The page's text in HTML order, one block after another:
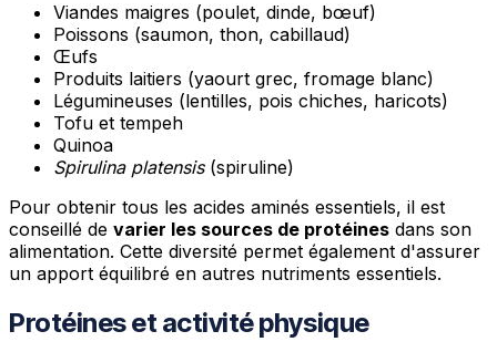
Viandes maigres (poulet, dinde, bœuf)
Poissons (saumon, thon, cabillaud)
Œufs
Produits laitiers (yaourt grec, fromage blanc)
Légumineuses (lentilles, pois chiches, haricots)
Tofu et tempeh
Quinoa
Spirulina platensis(spiruline)
Pour obtenir tous les acides aminés essentiels, il est
conseillé de varier les sources de protéines dans son
alimentation. Cette diversité permet également d'assurer
un apport équilibré en autres nutriments essentiels.
Protéines et activité physique